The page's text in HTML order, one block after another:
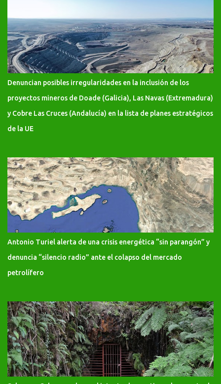
Denuncian posibles irregularidades en la inclusión de los
proyectos mineros de Doade (Galicia), Las Navas (Extremadura)
y Cobre Las Cruces (Andalucía) en la lista de planes estratégicos
de la UE
Antonio Turiel alerta de una crisis energética “sin parangón” y
denuncia “silencio radio” ante el colapso del mercado
petrolífero